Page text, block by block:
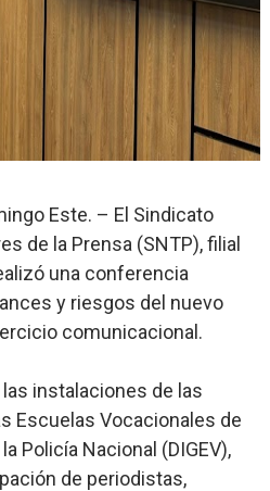
reconocido por sus cuatro
posiciones en los mil
Manual de Comunicación
desarrollo y
Este. – El Sindicato
de la Prensa (SNTP), filial
una conferencia
y riesgos del nuevo
comunicacional.
instalaciones de las
Escuelas Vocacionales de
Policía Nacional (DIGEV),
de periodistas,